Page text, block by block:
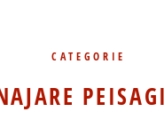
CATEGORIE